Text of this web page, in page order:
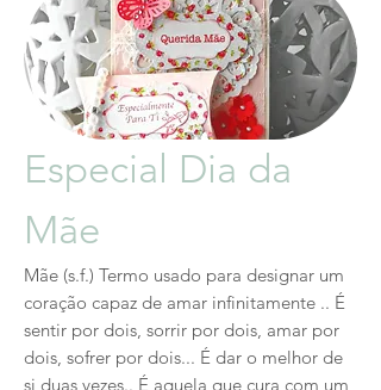
Especial Dia da
Mãe
Mãe (s.f.) Termo usado para designar um
coração capaz de amar infinitamente .. É
sentir por dois, sorrir por dois, amar por
dois, sofrer por dois... É dar o melhor de
si duas vezes.. É aquela que cura com um